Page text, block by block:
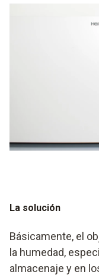
La solución
Básicamente, el
la humedad,
almacenaje y en